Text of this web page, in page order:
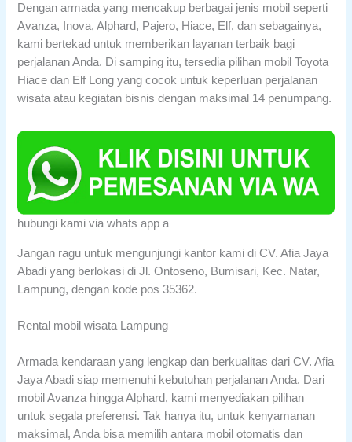
Dengan armada yang mencakup berbagai jenis mobil seperti
Avanza, Inova, Alphard, Pajero, Hiace, Elf, dan sebagainya,
kami bertekad untuk memberikan layanan terbaik bagi
perjalanan Anda. Di samping itu, tersedia pilihan mobil Toyota
Hiace dan Elf Long yang cocok untuk keperluan perjalanan
wisata atau kegiatan bisnis dengan maksimal 14 penumpang.
hubungi kami via whats app a
Jangan ragu untuk mengunjungi kantor kami di CV. Afia Jaya
Abadi yang berlokasi di Jl. Ontoseno, Bumisari, Kec. Natar,
Lampung, dengan kode pos 35362.
Rental mobil wisata Lampung
Armada kendaraan yang lengkap dan berkualitas dari CV. Afia
Jaya Abadi siap memenuhi kebutuhan perjalanan Anda. Dari
mobil Avanza hingga Alphard, kami menyediakan pilihan
untuk segala preferensi. Tak hanya itu, untuk kenyamanan
maksimal, Anda bisa memilih antara mobil otomatis dan